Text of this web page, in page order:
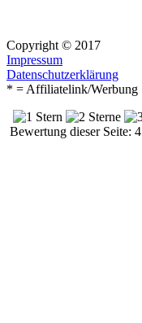
Copyright © 2017
Impressum
Datenschutzerklärung
* = Affiliatelink/Werbung
Bewertung dieser Seite: